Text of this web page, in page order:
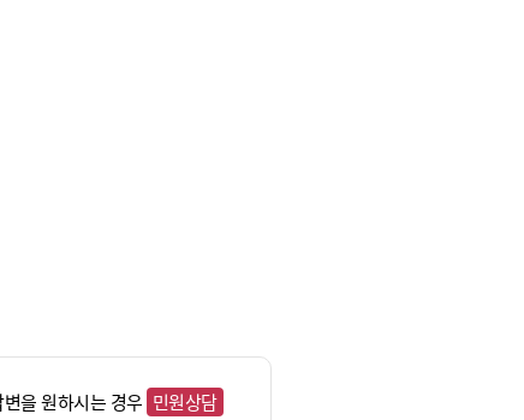
을 원하시는 경우 민원상담